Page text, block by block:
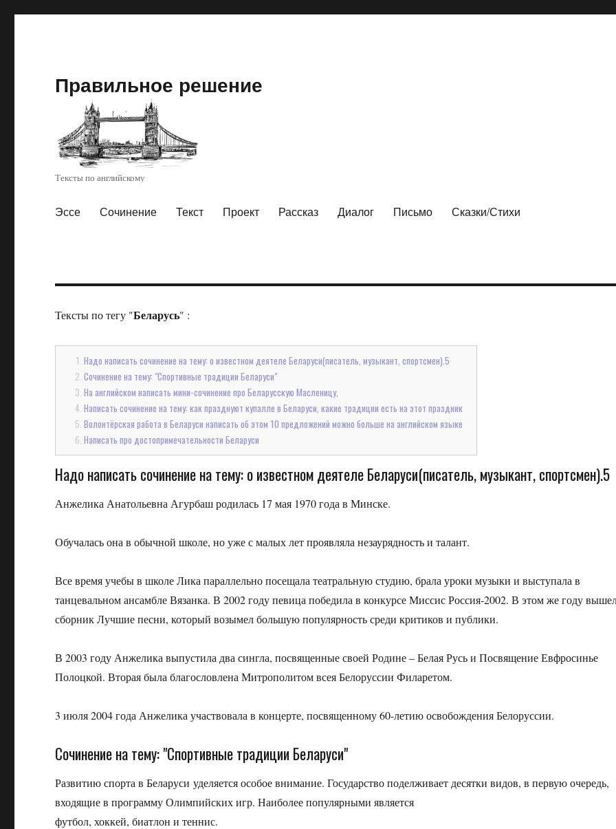
Правильное решение
Тексты по английскому
Эссе Сочинение Текст Проект Рассказ Диалог Письмо Сказки/Стихи
Тексты по тегу "Беларусь" :
Надо написать сочинение на тему: о известном деятеле Беларуси(писатель, музыкант, спортсмен).5
Сочинение на тему: "Спортивные традиции Беларуси"
На английском написать мини-сочинение про Беларусскую Масленицу,
Написать сочинение на тему: как празднуют купалле в Беларуси, какие традиции есть на этот праздник
Волонтёрская работа в Беларуси написать об этом 10 предложений можно больше на английском языке
Написать про достопримечательности Беларуси
Надо написать сочинение на тему: о известном деятеле Беларуси(писатель, музыкант, спортсмен).5
Анжелика Анатольевна Агурбаш родилась 17 мая 1970 года в Минске.
Обучалась она в обычной школе, но уже с малых лет проявляла незаурядность и талант.
Все время учебы в школе Лика параллельно посещала театральную студию, брала уроки музыки и выступала в
танцевальном ансамбле Вязанка. В 2002 году певица победила в конкурсе Миссис Россия-2002. В этом же году
сборник Лучшие песни, который возымел большую популярность среди критиков и публики.
В 2003 году Анжелика выпустила два сингла, посвященные своей Родине – Белая Русь и Посвящение Евфросинье
Полоцкой. Вторая была благословлена Митрополитом всея Белоруссии Филаретом.
3 июля 2004 года Анжелика участвовала в концерте, посвященному 60-летию освобождения Белоруссии.
Сочинение на тему: "Спортивные традиции Беларуси"
Развитию спорта в Беларуси уделяется особое внимание. Государство поделживает десятки видов, в первую очередь,
входящие в программу Олимпийских игр. Наиболее популярными является
футбол, хоккей, биатлон и теннис.